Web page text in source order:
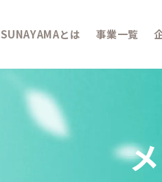
SUNAYAMAとは 事業一覧